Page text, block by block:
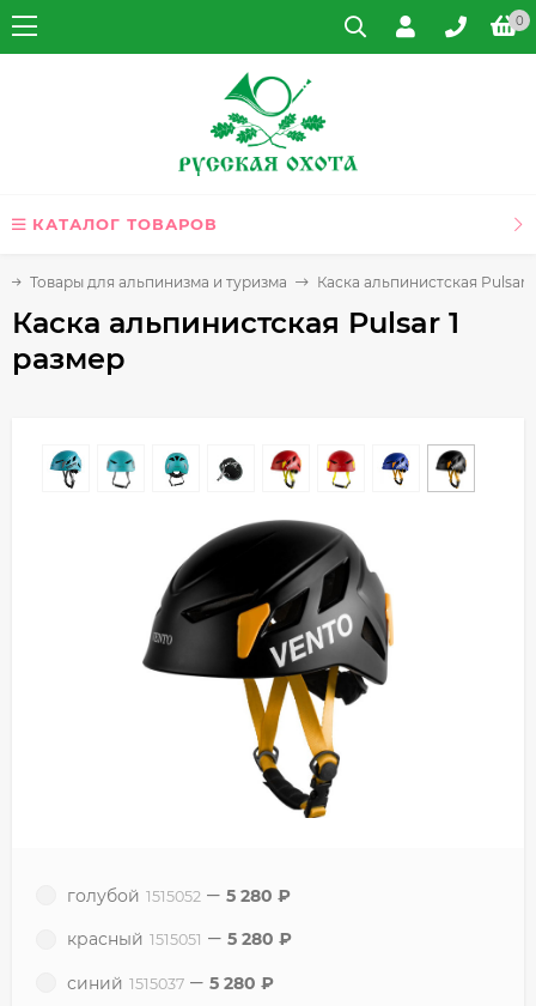
0
КАТАЛОГ ТОВАРОВ
Товары для альпинизма и туризма Каска альпинистская Pulsar
Каска альпинистская Pulsar 1
размер
голубой 1515052 5 280 ₽
красный 1515051 5 280 ₽
синий 1515037 5 280 ₽